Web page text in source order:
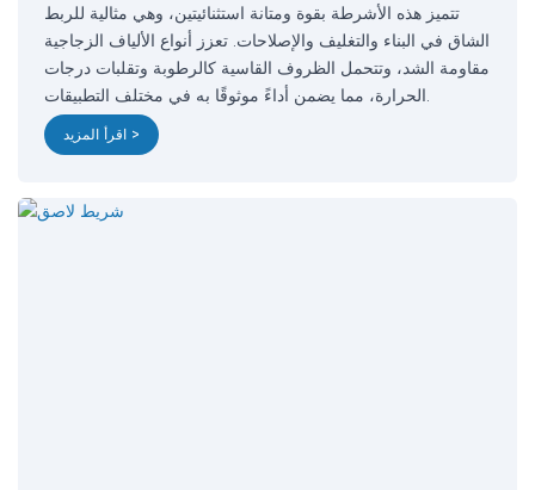
تتميز هذه الأشرطة بقوة ومتانة استثنائيتين، وهي مثالية للربط
الشاق في البناء والتغليف والإصلاحات. تعزز أنواع الألياف الزجاجية
مقاومة الشد، وتتحمل الظروف القاسية كالرطوبة وتقلبات درجات
الحرارة، مما يضمن أداءً موثوقًا به في مختلف التطبيقات.
اقرأ المزيد >